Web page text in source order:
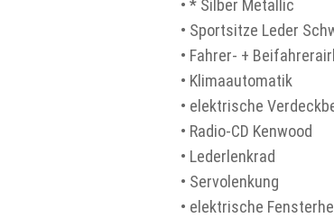
• * Silber Metallic
• Sportsitze Leder
• Fahrer- +
• Klimaautomatik
• elektrische
• Radio-CD Kenwood
• Lederlenkrad
• Servolenkung
• elektrische